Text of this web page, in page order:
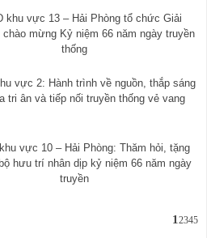
khu vực 13 – Hải Phòng tổ chức Giải
chào mừng Kỷ niệm 66 năm ngày truyền
thống
vực 2: Hành trình về nguồn, thắp sáng
tri ân và tiếp nối truyền thống vẻ vang
vực 10 – Hải Phòng: Thăm hỏi, tặng
hưu trí nhân dịp kỷ niệm 66 năm ngày
truyền
1 2345